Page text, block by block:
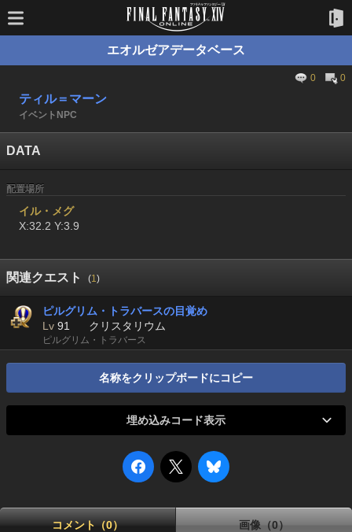
エオルゼアデータベース
0 0
ティル＝マーン
イベントNPC
DATA
配置場所
イル・メグ
X:32.2 Y:3.9
関連クエスト (1)
ピルグリム・トラバースの目覚め
Lv 91 クリスタリウム
ピルグリム・トラバース
名称をクリップボードにコピー
埋め込みコード表示
コメント（0） 画像（0）